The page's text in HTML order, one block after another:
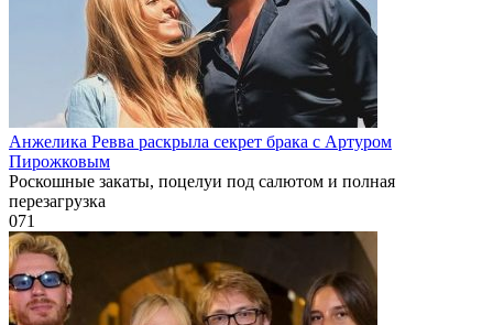
Анжелика Ревва раскрыла секрет брака с Артуром
Пирожковым
Роскошные закаты, поцелуи под салютом и полная
перезагрузка
071